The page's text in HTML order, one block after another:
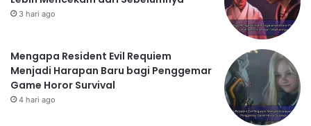
3 hari ago
Mengapa Resident Evil Requiem
Menjadi Harapan Baru bagi Penggemar
Game Horor Survival
4 hari ago